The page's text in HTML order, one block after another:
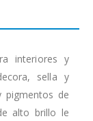
interiores y
sella y
pigmentos de
alto brillo le